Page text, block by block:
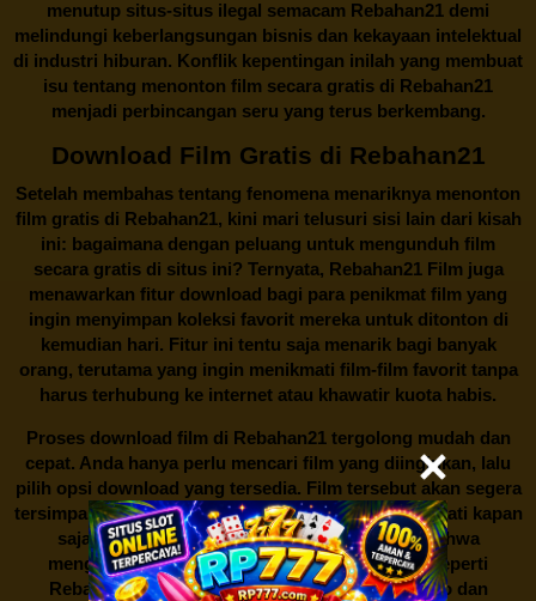
menutup situs-situs ilegal semacam Rebahan21 demi
melindungi keberlangsungan bisnis dan kekayaan intelektual
di industri hiburan. Konflik kepentingan inilah yang membuat
isu tentang menonton film secara gratis di Rebahan21
menjadi perbincangan seru yang terus berkembang.
Download Film Gratis di Rebahan21
Setelah membahas tentang fenomena menariknya menonton
film gratis di Rebahan21, kini mari telusuri sisi lain dari kisah
ini: bagaimana dengan peluang untuk mengunduh film
secara gratis di situs ini? Ternyata, Rebahan21 Film juga
menawarkan fitur download bagi para penikmat film yang
ingin menyimpan koleksi favorit mereka untuk ditonton di
kemudian hari. Fitur ini tentu saja menarik bagi banyak
orang, terutama yang ingin menikmati film-film favorit tanpa
harus terhubung ke internet atau khawatir kuota habis.
Proses download film di Rebahan21tergolong mudah dan
cepat. Anda hanya perlu mencari film yang diinginkan, lalu
pilih opsi download yang tersedia. Film tersebut akan segera
tersimpan dalam perangkat Anda, siap untuk dinikmati kapan
saja dan di mana saja. Namun, perlu diingat bahwa
mengunduh film secara gratis dari situs-situs seperti
Rebahan21 juga berarti berurusan dengan risiko dan